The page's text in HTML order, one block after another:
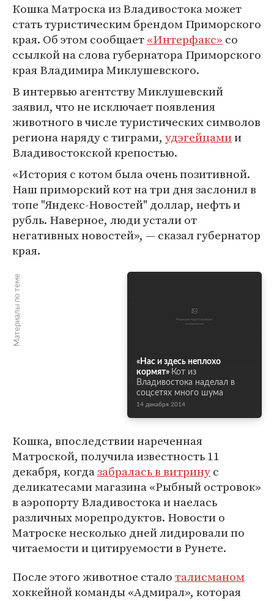
Кошка Матроска из Владивостока может
стать туристическим брендом Приморского
края. Об этом сообщает«Интерфакс» со
ссылкой на слова губернатора Приморского
края Владимира Миклушевского.
В интервью агентству Миклушевский
заявил, что не исключает появления
животного в числе туристических символов
региона наряду с тиграми, удэгейцамии
Владивостокской крепостью.
«История с котом была очень позитивной.
Наш приморский кот на три дня заслонил в
топе "Яндекс-Новостей" доллар, нефть и
рубль. Наверное, люди устали от
негативных новостей», — сказал губернатор
края.
Материалы по теме
«Нас и здесь неплохо
кормят» Кот из
Владивостока наделал в
соцсетях много шума
14 декабря 2014
Кошка, впоследствии нареченная
Матроской, получила известность 11
декабря, когдазабралась в витринус
деликатесами магазина «Рыбный островок»
в аэропорту Владивостока и наелась
различных морепродуктов. Новости о
Матроске несколько дней лидировали по
читаемости и цитируемости в Рунете.
После этого животное сталоталисманом
хоккейной команды «Адмирал», которая